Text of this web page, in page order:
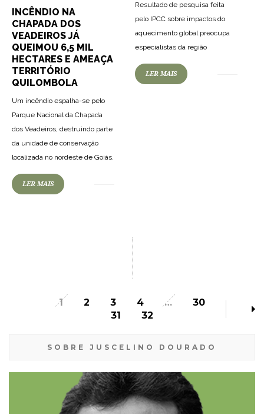
Resultado de pesquisa feita
pelo IPCC sobre impactos do
aquecimento global preocupa
especialistas da região
LER MAIS
INCÊNDIO NA
CHAPADA DOS
VEADEIROS JÁ
QUEIMOU 6,5 MIL
HECTARES E AMEAÇA
TERRITÓRIO
QUILOMBOLA
Um incêndio espalha-se pelo
Parque Nacional da Chapada
dos Veadeiros, destruindo parte
da unidade de conservação
localizada no nordeste de Goiás.
LER MAIS
1 2 3 4 …
30
31
32
SOBRE JUSCELINO DOURADO